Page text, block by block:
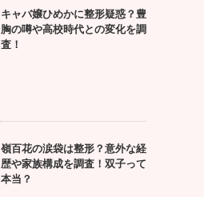
キャバ嬢ひめかに整形疑惑？豊
胸の噂や高校時代との変化を調
査！
嶺百花の涙袋は整形？意外な経
歴や家族構成を調査！双子って
本当？